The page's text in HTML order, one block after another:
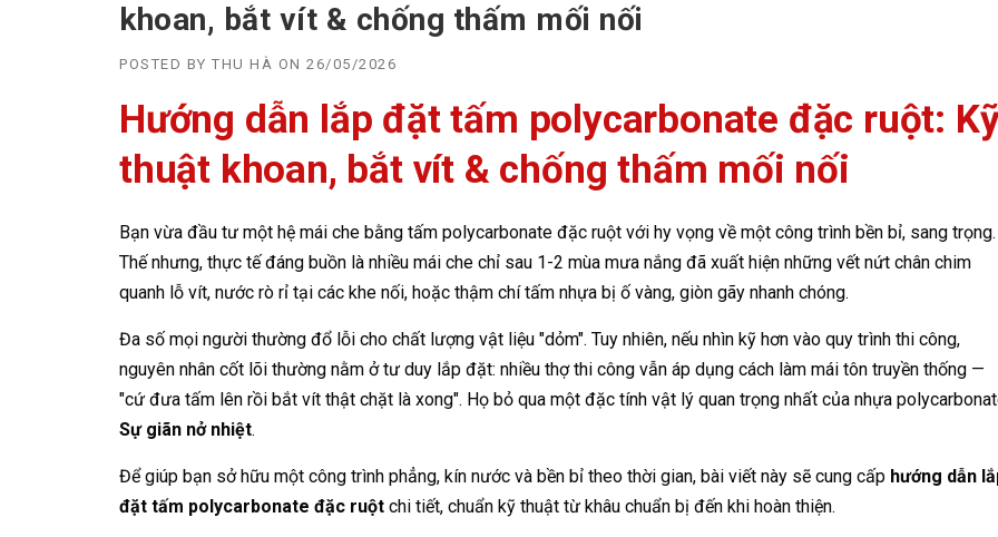
khoan, bắt vít & chống thấm mối nối
POSTED BY THU HÀ ON 26/05/2026
Hướng dẫn lắp đặt tấm polycarbonate đặc ruột:
thuật khoan, bắt vít & chống thấm mối nối
Bạn vừa đầu tư một hệ mái che bằng tấm polycarbonate đặc ruột với hy vọng về một công trình bền bỉ, sang trọng.
Thế nhưng, thực tế đáng buồn là nhiều mái che chỉ sau 1-2 mùa mưa nắng đã xuất hiện những vết nứt chân chim
quanh lỗ vít, nước rò rỉ tại các khe nối, hoặc thậm chí tấm nhựa bị ố vàng, giòn gãy nhanh chóng.
Đa số mọi người thường đổ lỗi cho chất lượng vật liệu "dỏm". Tuy nhiên, nếu nhìn kỹ hơn vào quy trình thi công,
nguyên nhân cốt lõi thường nằm ở tư duy lắp đặt: nhiều thợ thi công vẫn áp dụng cách làm mái tôn truyền thống —
"cứ đưa tấm lên rồi bắt vít thật chặt là xong". Họ bỏ qua một đặc tính vật lý quan trọng nhất của nhựa
Sự giãn nở nhiệt.
Để giúp bạn sở hữu một công trình phẳng, kín nước và bền bỉ theo thời gian, bài viết này sẽ cung cấp hướng dẫn
đặt tấm polycarbonate đặc ruột chi tiết, chuẩn kỹ thuật từ khâu chuẩn bị đến khi hoàn thiện.